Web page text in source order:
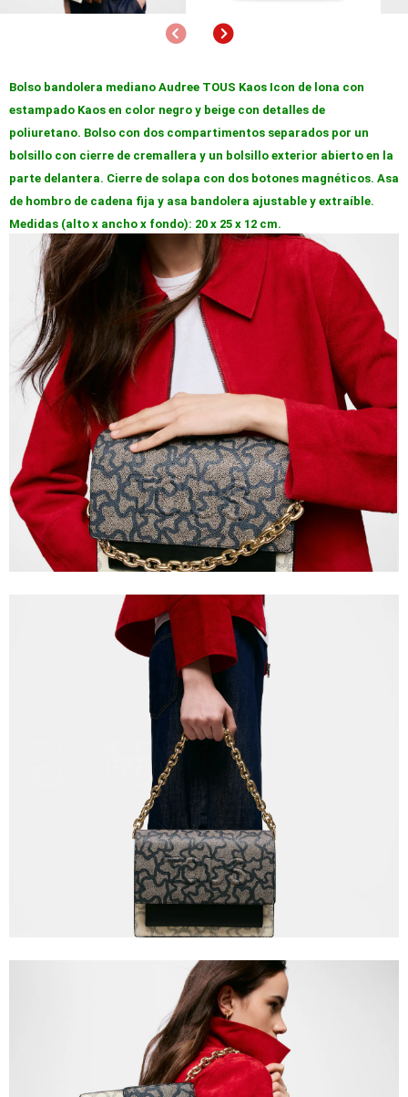
AnteriorSiguiente
Bolso bandolera mediano Audree TOUS Kaos Icon de lona con
estampado Kaos en color negro y beige con detalles de
poliuretano. Bolso con dos compartimentos separados por un
bolsillo con cierre de cremallera y un bolsillo exterior abierto en la
parte delantera. Cierre de solapa con dos botones magnéticos. Asa
de hombro de cadena fija y asa bandolera ajustable y extraíble.
Medidas (alto x ancho x fondo): 20 x 25 x 12 cm.